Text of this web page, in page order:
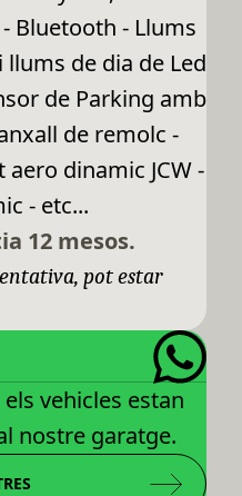
Bluetooth - Llums
de dia de Led
de Parking amb
de remolc -
aero dinamic JCW -
- etc...
12 mesos.
pot estar
vehicles estan
nostre garatge.